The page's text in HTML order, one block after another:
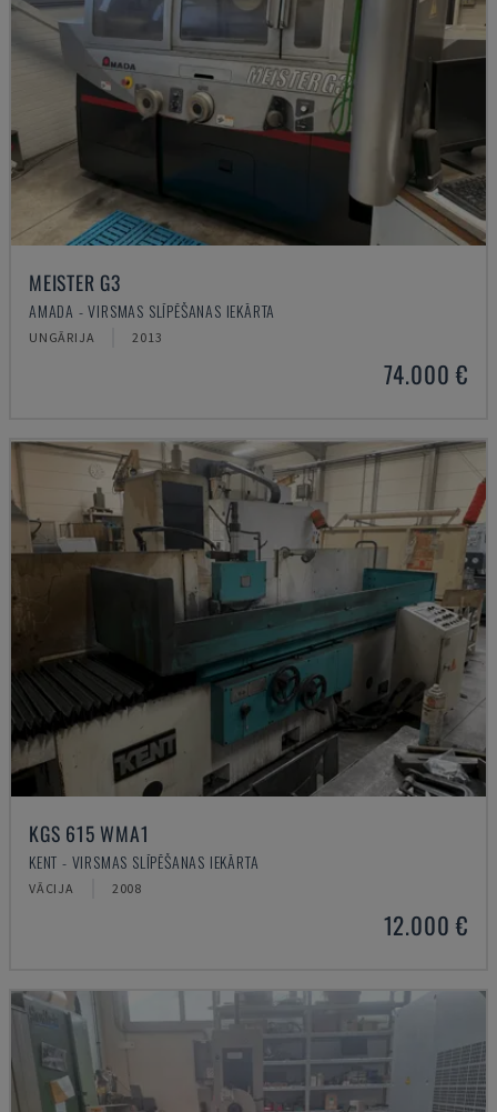
MEISTER G3
AMADA - VIRSMAS SLĪPĒŠANAS IEKĀRTA
UNGĀRIJA 2013
74.000 €
KGS 615 WMA1
KENT - VIRSMAS SLĪPĒŠANAS IEKĀRTA
VĀCIJA 2008
12.000 €